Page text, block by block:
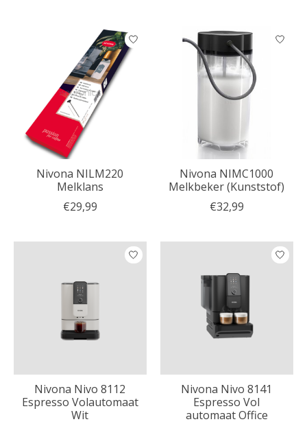
Nivona NILM220
Melklans
€29,99
Nivona NIMC1000
Melkbeker (Kunststof)
€32,99
Nivona Nivo 8112
Espresso Volautomaat
Wit
Nivona Nivo 8141
Espresso Vol
automaat Office